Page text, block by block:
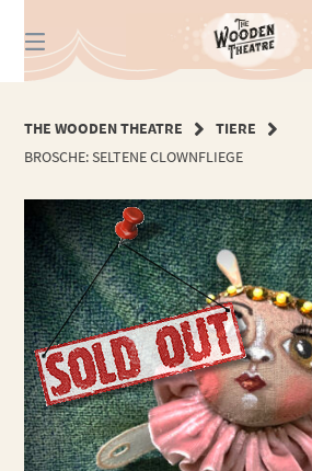
zum
Inhalt
THE WOODEN THEATRE
TIERE
BROSCHE: SELTENE CLOWNFLIEGE